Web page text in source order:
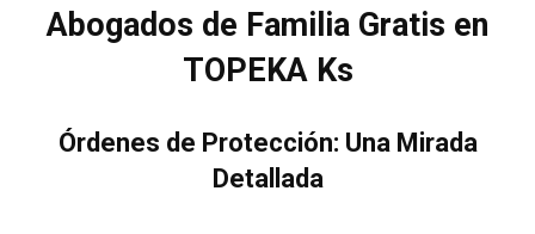
Abogados de Familia Gratis en
TOPEKA Ks
Órdenes de Protección: Una Mirada
Detallada